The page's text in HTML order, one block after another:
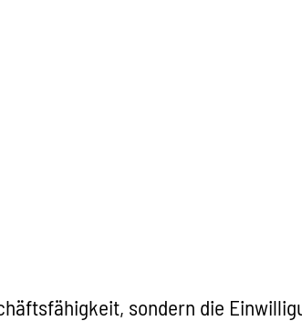
sondern die